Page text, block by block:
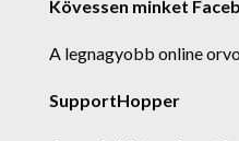
Kövessen minket
A legnagyobb online
SupportHopper